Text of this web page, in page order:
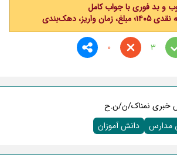
و بد فوری با جواب کامل
واریز، دهک‌بندی
3
0
خبری نمناک/ن/ن.ح
مدارس دانش آموزان